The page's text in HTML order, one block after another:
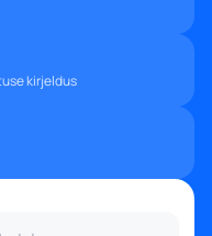
kirjeldus